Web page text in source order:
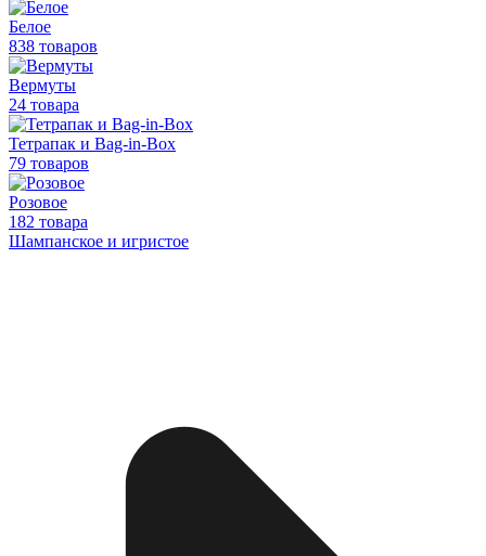
Белое
838 товаров
Вермуты
24 товара
Тетрапак и Bag-in-Box
79 товаров
Розовое
182 товара
Шампанское и игристое